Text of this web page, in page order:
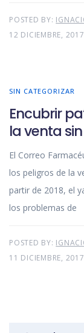
POSTED BY:
12 DICIEMBRE, 2017
SIN CATEGORIZAR
Encubrir
la venta
El Correo
los peligros de la
partir de 2018, el
los problemas de
POSTED BY:
11 DICIEMBRE, 2017